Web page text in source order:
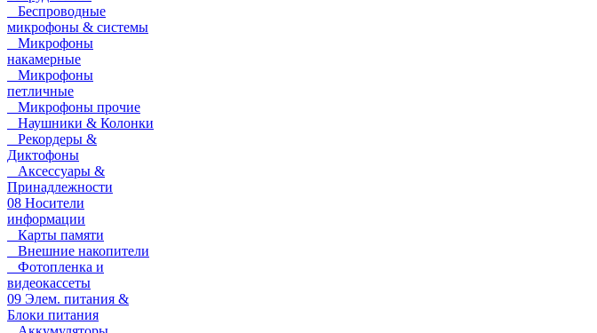
Беспроводные
микрофоны & системы
Микрофоны
накамерные
Микрофоны
петличные
Микрофоны прочие
Наушники & Колонки
Рекордеры &
Диктофоны
Аксессуары &
Принадлежности
08 Носители
информации
Карты памяти
Внешние накопители
Фотопленка и
видеокассеты
09 Элем. питания &
Блоки питания